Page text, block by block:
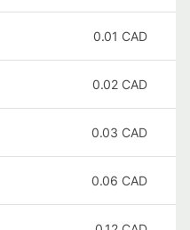
0.01 CAD
0.02 CAD
0.03 CAD
0.06 CAD